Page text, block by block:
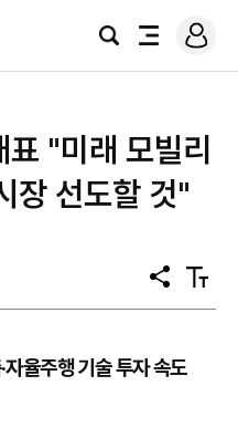
검
전
로
그
"미래 모빌리
장 선도할 것"
공
유
텍
스
율주행 기술 투자 속도